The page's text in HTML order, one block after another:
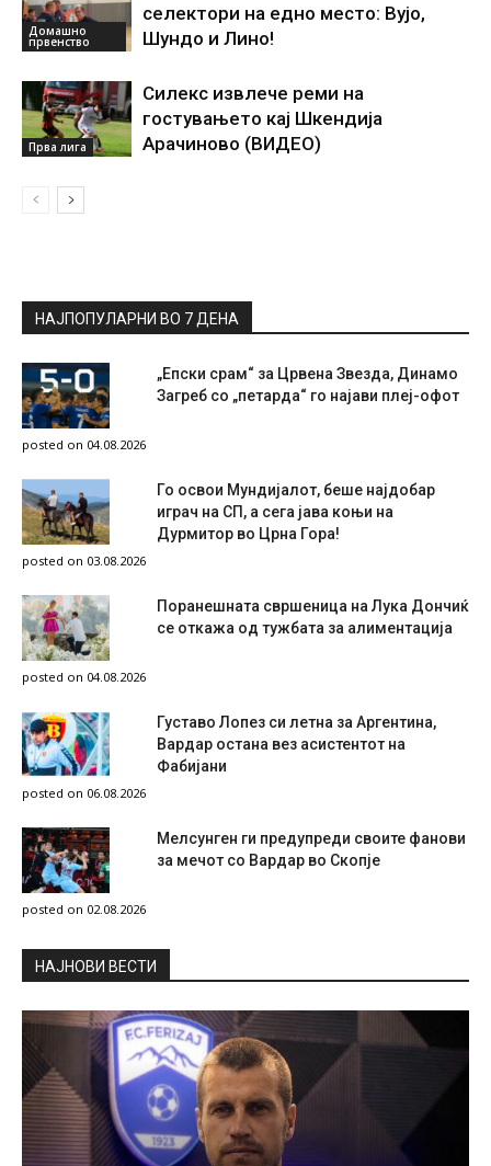
Домашно
првенство
селектори на едно место: Вујо,
Шундо и Лино!
Прва лига
Силекс извлече реми на
гостувањето кај Шкендија
Арачиново (ВИДЕО)
НАЈПОПУЛАРНИ ВО 7 ДЕНА
„Епски срам“ за Црвена Звезда, Динамо
Загреб со „петарда“ го најави плеј-офот
posted on 04.08.2026
Го освои Мундијалот, беше најдобар
играч на СП, а сега јава коњи на
Дурмитор во Црна Гора!
posted on 03.08.2026
Поранешната свршеница на Лука Дончиќ
се откажа од тужбата за алиментација
posted on 04.08.2026
Густаво Лопез си летна за Аргентина,
Вардар остана вез асистентот на
Фабијани
posted on 06.08.2026
Мелсунген ги предупреди своите фанови
за мечот со Вардар во Скопје
posted on 02.08.2026
НAЈНОВИ ВЕСТИ